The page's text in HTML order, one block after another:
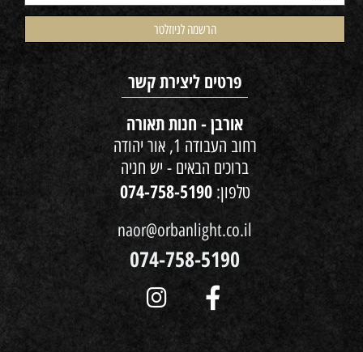
פרטים ליצירת קשר
אורבן - חנות תאורה
רחוב העבודה 1, אור יהודה
ברוכים הבאים - יש חניה
טלפון: 074-758-5190
naor@orbanlight.co.il
074-758-5190